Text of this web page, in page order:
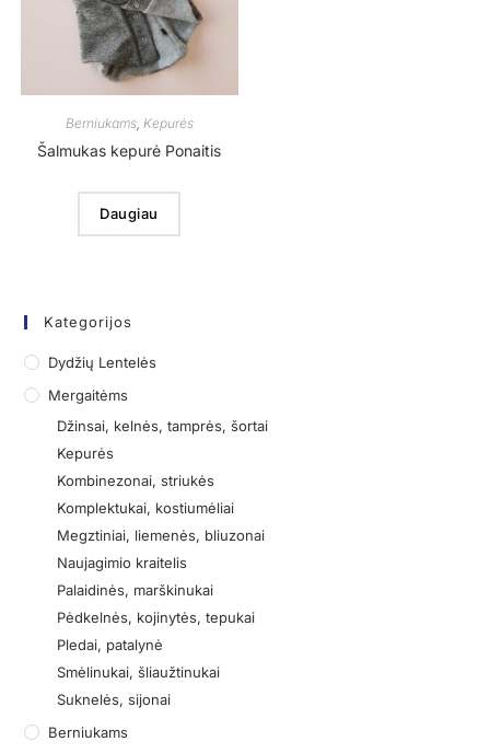
Berniukams, Kepurės
Šalmukas kepurė Ponaitis
Daugiau
Kategorijos
Dydžių Lentelės
Mergaitėms
Džinsai, kelnės, tamprės, šortai
Kepurės
Kombinezonai, striukės
Komplektukai, kostiumėliai
Megztiniai, liemenės, bliuzonai
Naujagimio kraitelis
Palaidinės, marškinukai
Pėdkelnės, kojinytės, tepukai
Pledai, patalynė
Smėlinukai, šliaužtinukai
Suknelės, sijonai
Berniukams